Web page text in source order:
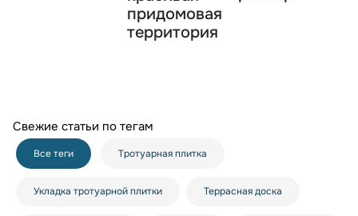
придомовая
территория
Свежие статьи по тегам
Все теги Тротуарная плитка
Укладка тротуарной плитки Террасная доска